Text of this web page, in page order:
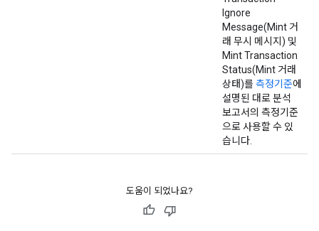
Ignore
Message(Mint 거
래 무시 메시지) 및
Mint Transaction
Status(Mint 거래
상태)를측정기준에
설명된 대로 분석
보고서의 측정기준
으로 사용할 수 있
습니다.
도움이 되었나요?